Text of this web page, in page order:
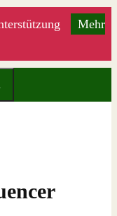
Mehr